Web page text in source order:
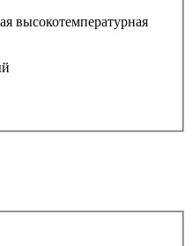
высокотемпературная